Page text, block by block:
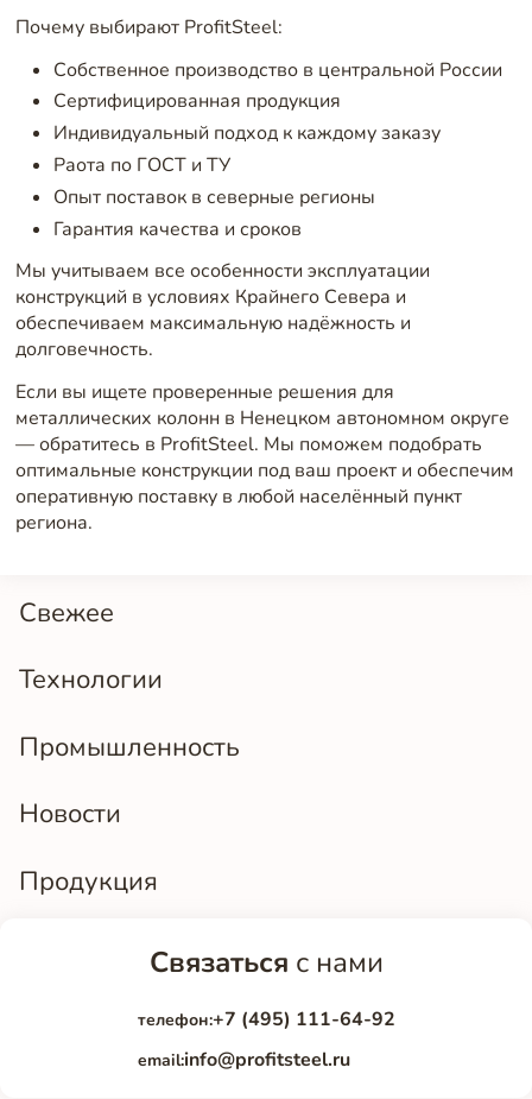
Свежее
Технологии
Промышленность
Новости
Продукция
Почему выбирают ProfitSteel:
Собственное производство в центральной России
Сертифицированная продукция
Индивидуальный подход к каждому заказу
Раота по ГОСТ и ТУ
Опыт поставок в северные регионы
Гарантия качества и сроков
Мы учитываем все особенности эксплуатации
конструкций в условиях Крайнего Севера и
обеспечиваем максимальную надёжность и
долговечность.
Если вы ищете проверенные решения для
металлических колонн в Ненецком автономном округе
— обратитесь в ProfitSteel. Мы поможем подобрать
оптимальные конструкции под ваш проект и обеспечим
оперативную поставку в любой населённый пункт
региона.
Связаться с нами
телефон:+7 (495) 111-64-92
email:info@profitsteel.ru